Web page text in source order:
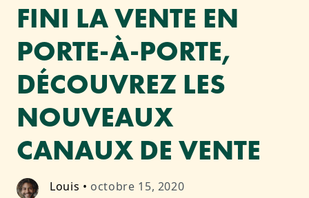
contenu
FINI LA VENTE EN
PORTE-À-PORTE,
DÉCOUVREZ LES
NOUVEAUX
CANAUX DE VENTE
Louis • octobre 15, 2020